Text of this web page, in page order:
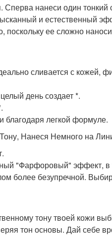
Сперва нанеси один
и естественный
поскольку ее сложно
сливается с кожей,
день создает *.
легкой формуле.
Нанеся Немного на
"Фарфоровый" эффект, в
более безупречной.
тону твоей кожи
тон основы. Дай себе